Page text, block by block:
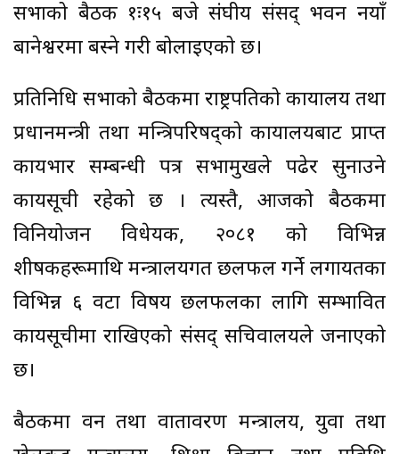
सभाको बैठक १ः१५ बजे संघीय संसद् भवन नयाँ
बानेश्वरमा बस्ने गरी बोलाइएको छ।
प्रतिनिधि सभाको बैठकमा राष्ट्रपतिको कार्यालय तथा
प्रधानमन्त्री तथा मन्त्रिपरिषद्को कार्यालयबाट प्राप्त
कार्यभार सम्बन्धी पत्र सभामुखले पढेर सुनाउने
कार्यसूची रहेको छ । त्यस्तै, आजको बैठकमा
विनियोजन विधेयक, २०८१ को विभिन्न
शीर्षकहरूमाथि मन्त्रालयगत छलफल गर्ने लगायतका
विभिन्न ६ वटा विषय छलफलका लागि सम्भावित
कार्यसूचीमा राखिएको संसद् सचिवालयले जनाएको
छ।
बैठकमा वन तथा वातावरण मन्त्रालय, युवा तथा